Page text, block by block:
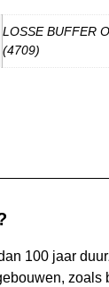
LOSSE BUFFER
(4709)
100 jaar
zoals